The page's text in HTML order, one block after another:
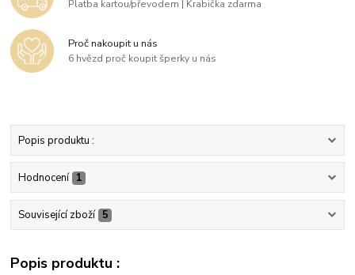
Platba kartou/převodem | Krabička zdarma
Proč nakoupit u nás
6 hvězd proč koupit šperky u nás
Popis produktu :
Hodnocení 1
Související zboží 5
Popis produktu :